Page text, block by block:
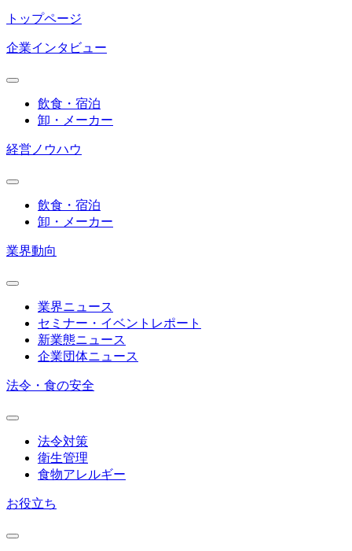
トップページ
企業インタビュー
飲食・宿泊
卸・メーカー
経営ノウハウ
飲食・宿泊
卸・メーカー
業界動向
業界ニュース
セミナー・イベントレポート
新業態ニュース
企業団体ニュース
法令・食の安全
法令対策
衛生管理
食物アレルギー
お役立ち